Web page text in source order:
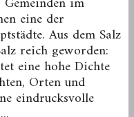
eine der
Aus dem Salz
reich geworden:
eine hohe Dichte
Orten und
eindrucksvolle